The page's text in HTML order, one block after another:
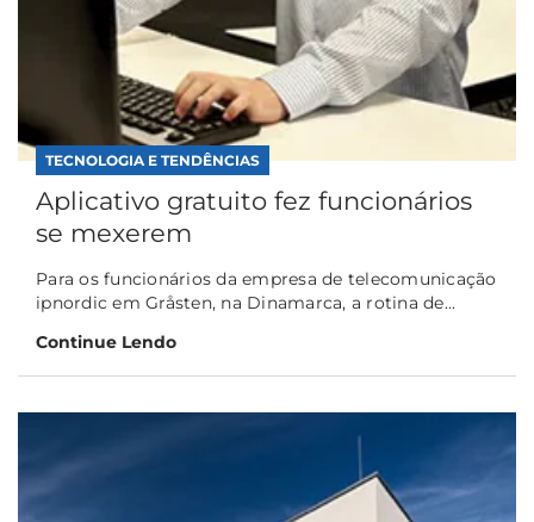
TECNOLOGIA E TENDÊNCIAS
Aplicativo gratuito fez funcionários
se mexerem
Para os funcionários da empresa de telecomunicação
ipnordic em Gråsten, na Dinamarca, a rotina de...
Continue Lendo